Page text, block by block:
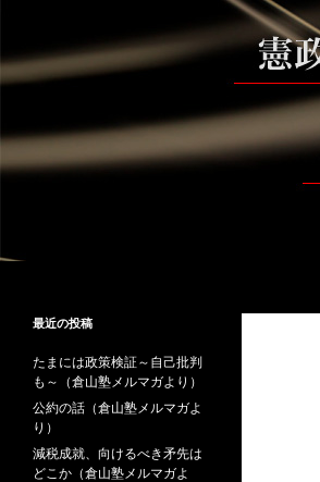
テ
ン
へ
ス
倉山満の砦～誰も教えない時事と教
最近の投稿
たまには政策検証～自己批判
も～（倉山塾メルマガより）
公約の話（倉山塾メルマガよ
り）
減税成就、向けるべき矛先は
どこか（倉山塾メルマガよ